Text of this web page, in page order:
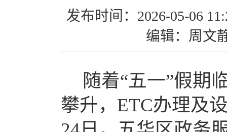
发布时间：2026-05-06
编辑：周文
随着“五一”假期
攀升， ETC办理及